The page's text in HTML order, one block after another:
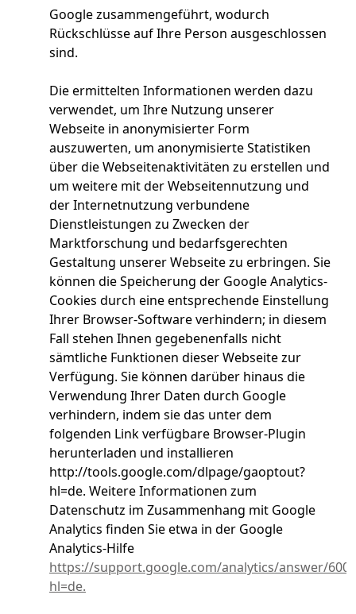
Google zusammengeführt, wodurch
Rückschlüsse auf Ihre Person ausgeschlossen
sind.
Die ermittelten Informationen werden dazu
verwendet, um Ihre Nutzung unserer
Webseite in anonymisierter Form
auszuwerten, um anonymisierte Statistiken
über die Webseitenaktivitäten zu erstellen und
um weitere mit der Webseitennutzung und
der Internetnutzung verbundene
Dienstleistungen zu Zwecken der
Marktforschung und bedarfsgerechten
Gestaltung unserer Webseite zu erbringen. Sie
können die Speicherung der Google Analytics-
Cookies durch eine entsprechende Einstellung
Ihrer Browser-Software verhindern; in diesem
Fall stehen Ihnen gegebenenfalls nicht
sämtliche Funktionen dieser Webseite zur
Verfügung. Sie können darüber hinaus die
Verwendung Ihrer Daten durch Google
verhindern, indem sie das unter dem
folgenden Link verfügbare Browser-Plugin
herunterladen und installieren
http://tools.google.com/dlpage/gaoptout?
hl=de. Weitere Informationen zum
Datenschutz im Zusammenhang mit Google
Analytics finden Sie etwa in der Google
Analytics-Hilfe
https://support.google.com/analytics/answer/
hl=de.